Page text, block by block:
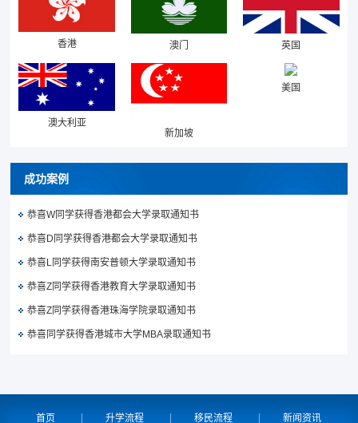
香港 澳门 英国
澳大利亚
新加坡
美国
成功案例
恭喜W同学获得香港都会大学录取通知书
恭喜D同学获得香港都会大学录取通知书
恭喜L同学获得南安普顿大学录取通知书
恭喜Z同学获得香港教育大学录取通知书
恭喜Z同学获得香港珠海学院录取通知书
恭喜同学获得香港城市大学MBA录取通知书
首页 升学流程 移民流程 新闻资讯